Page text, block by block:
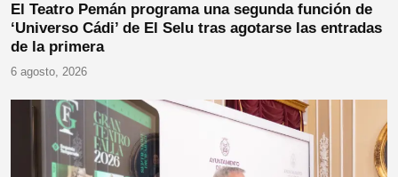
El Teatro Pemán programa una segunda función de
‘Universo Cádi’ de El Selu tras agotarse las entradas
de la primera
6 agosto, 2026